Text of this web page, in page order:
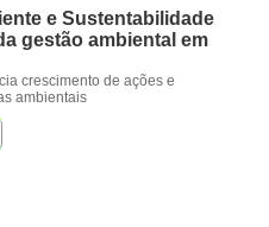
e Sustentabilidade
gestão ambiental em
crescimento de ações e
ambientais